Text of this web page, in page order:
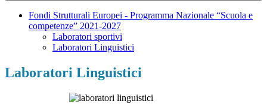
Fondi Strutturali Europei - Programma Nazionale “Scuola e
competenze” 2021-2027
Laboratori sportivi
Laboratori Linguistici
Laboratori Linguistici